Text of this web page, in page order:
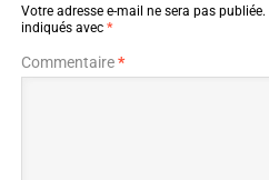
Votre adresse e-mail ne sera pas publiée.
indiqués avec *
Commentaire*